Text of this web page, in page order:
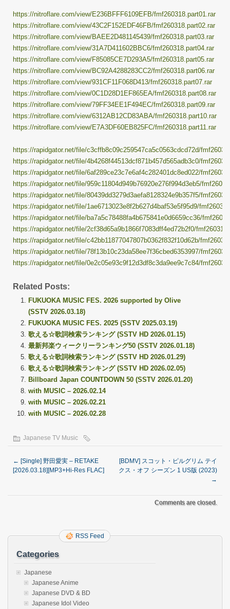
https://nitroflare.com/view/E236BFFF6109EFB/fmf260318.part01.rar
https://nitroflare.com/view/43C2F152EDF46FB/fmf260318.part02.rar
https://nitroflare.com/view/BAEE2D481145439/fmf260318.part03.rar
https://nitroflare.com/view/31A7D411602BBC6/fmf260318.part04.rar
https://nitroflare.com/view/F85085CE7D293A5/fmf260318.part05.rar
https://nitroflare.com/view/BC92A4288283CC2/fmf260318.part06.rar
https://nitroflare.com/view/931CF11F068D413/fmf260318.part07.rar
https://nitroflare.com/view/0C1D28D1EF865EA/fmf260318.part08.rar
https://nitroflare.com/view/79FF34EE1F494EC/fmf260318.part09.rar
https://nitroflare.com/view/6312AB12CD83ABA/fmf260318.part10.rar
https://nitroflare.com/view/E7A3DF60EB825FC/fmf260318.part11.rar
https://rapidgator.net/file/c3cffb8c09c259547ca5c0563cdcd72d/
https://rapidgator.net/file/4b4268f44513dcf871b457d565adb3c0/
https://rapidgator.net/file/6af289ce23c7e6af4c282401dc8ed022/
https://rapidgator.net/file/959c11804d949b76920e276f994d3eb5/
https://rapidgator.net/file/80439dd3279d3aefa8128324e9b357f5/
https://rapidgator.net/file/1ae6713023e8f2b627d4baf53e5f95d9/
https://rapidgator.net/file/ba7a5c78488fa4b675841e0d6659cc36/
https://rapidgator.net/file/2cf38d65a9b1866f7083dff4ed72b2f0/
https://rapidgator.net/file/c42bb11877047807b0362f832f10d62b/
https://rapidgator.net/file/78f13b10c23da58ee7f36cbed6353997/
https://rapidgator.net/file/0e2c05e93c9f12d3df8c3da9ee9c7c84/
Related Posts:
FUKUOKA MUSIC FES. 2026 supported by Olive
(SSTV 2026.03.18)
FUKUOKA MUSIC FES. 2025 (SSTV 2025.03.19)
歌える☆歌詞検索ランキング (SSTV HD 2026.01.15)
最新邦楽ウィークリーランキング50 (SSTV 2026.01.18)
歌える☆歌詞検索ランキング (SSTV HD 2026.01.29)
歌える☆歌詞検索ランキング (SSTV HD 2026.02.05)
Billboard Japan COUNTDOWN 50 (SSTV 2026.01.20)
with MUSIC – 2026.02.14
with MUSIC – 2026.02.21
with MUSIC – 2026.02.28
Japanese TV Music
← [Single] 野田愛実 – RETAKE
[2026.03.18][MP3+Hi-Res FLAC]
[BDMV] スコット・ピルグリム テイ
クス・オフ シーズン 1 US版 (2023)
→
Comments are closed.
RSS Feed
Categories
Japanese
Japanese Anime
Japanese DVD & BD
Japanese Idol Video